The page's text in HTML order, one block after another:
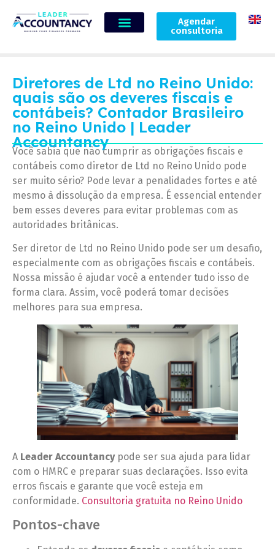
Agendar
consultoria
Diretores de Ltd no Reino Unido:
quais são os deveres fiscais e
contábeis? Contador Brasileiro
no Reino Unido | Leader
Accountancy
Você sabia que não cumprir as obrigações fiscais e
contábeis como diretor de Ltd no Reino Unido pode
ser muito sério? Pode levar a penalidades fortes e até
mesmo à dissolução da empresa. É essencial entender
bem esses deveres para evitar problemas com as
autoridades britânicas.
Ser diretor de Ltd no Reino Unido pode ser um desafio,
especialmente com as obrigações fiscais e contábeis.
Nossa missão é ajudar você a entender tudo isso de
forma clara. Assim, você poderá tomar decisões
melhores para sua empresa.
A Leader Accountancypode ser sua ajuda para lidar
com o HMRC e preparar suas declarações. Isso evita
erros fiscais e garante que você esteja em
conformidade. Consultoria gratuita no Reino Unido
Pontos-chave